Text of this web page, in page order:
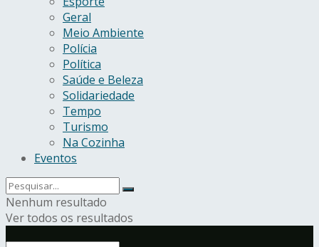
Geral
Meio Ambiente
Polícia
Política
Saúde e Beleza
Solidariedade
Tempo
Turismo
Na Cozinha
Eventos
Nenhum resultado
Ver todos os resultados